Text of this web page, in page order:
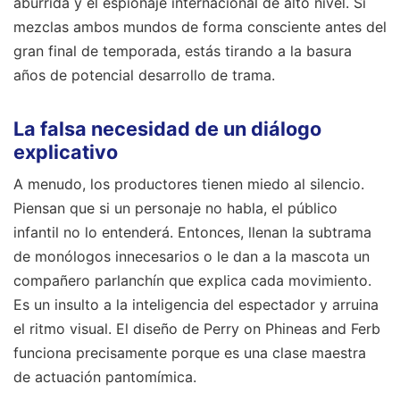
mezclas ambos mundos de forma consciente antes del
gran final de temporada, estás tirando a la basura
años de potencial desarrollo de trama.
La falsa necesidad de un diálogo
explicativo
A menudo, los productores tienen miedo al silencio.
Piensan que si un personaje no habla, el público
infantil no lo entenderá. Entonces, llenan la subtrama
de monólogos innecesarios o le dan a la mascota un
compañero parlanchín que explica cada movimiento.
Es un insulto a la inteligencia del espectador y arruina
el ritmo visual. El diseño de Perry on Phineas and Ferb
funciona precisamente porque es una clase maestra
de actuación pantomímica.